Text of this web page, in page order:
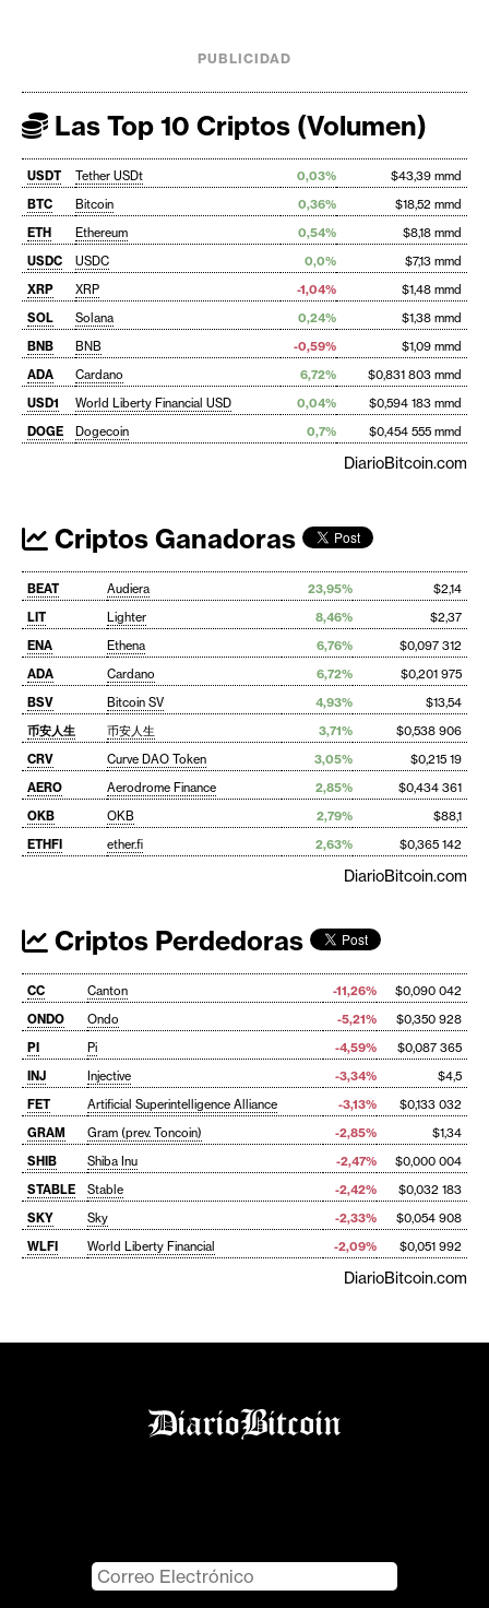
PUBLICIDAD
Las Top 10 Criptos (Volumen)
USDT Tether USDt 0,03%
$43,39 mmd
BTC
Bitcoin 0,36%
$18,52 mmd
ETH
Ethereum 0,54%
$8,18 mmd
USDC
USDC 0,0%
$7,13 mmd
XRP
XRP -1,04%
$1,48 mmd
SOL
Solana 0,24%
$1,38 mmd
BNB
BNB -0,59%
$1,09 mmd
ADA
Cardano 6,72%
$0,831 803 mmd
USD1
World Liberty Financial USD 0,04%
$0,594 183 mmd
DOGE
Dogecoin 0,7% $0,454 555 mmd
DiarioBitcoin.com
Criptos Ganadoras
BEAT Audiera 23,95%
$2,14
LIT
Lighter 8,46%
$2,37
ENA
Ethena 6,76%
$0,097 312
ADA
Cardano 6,72%
$0,201 975
BSV
Bitcoin SV 4,93%
$13,54
币安人生
币安人生 3,71%
$0,538 906
CRV
Curve DAO Token 3,05%
$0,215 19
AERO
Aerodrome Finance 2,85%
$0,434 361
OKB
OKB 2,79%
$88,1
ETHFI
ether.fi 2,63% $0,365 142
DiarioBitcoin.com
Criptos Perdedoras
CC Canton -11,26%
$0,090 042
ONDO
Ondo -5,21%
$0,350 928
PI
Pi -4,59%
$0,087 365
INJ
Injective -3,34%
$4,5
FET
Artificial Superintelligence Alliance -3,13%
$0,133 032
GRAM
Gram (prev. Toncoin) -2,85%
$1,34
SHIB
Shiba Inu -2,47%
$0,000 004
STABLE
Stable -2,42%
$0,032 183
SKY
Sky -2,33%
$0,054 908
WLFI
World Liberty Financial -2,09% $0,051 992
DiarioBitcoin.com